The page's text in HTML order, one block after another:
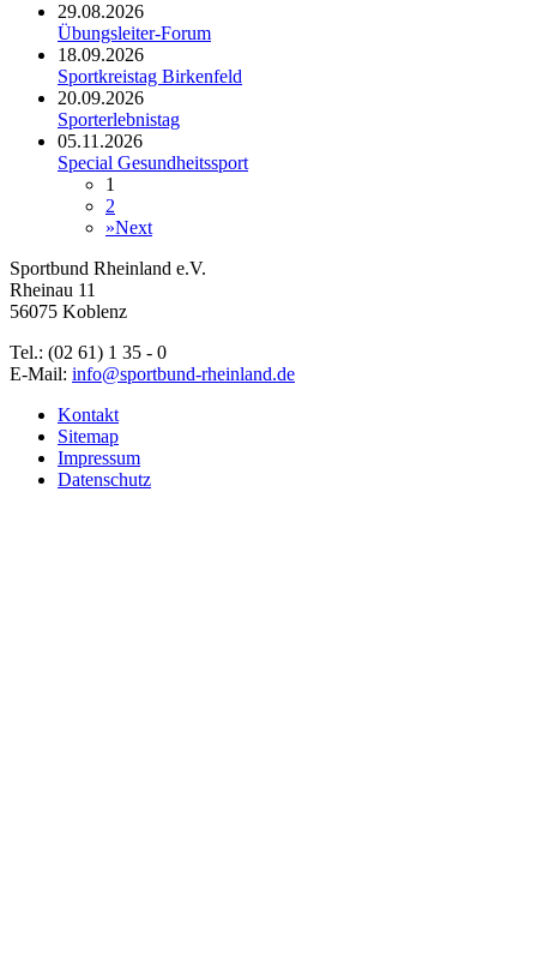
29.08.2026
Übungsleiter-Forum
18.09.2026
Sportkreistag Birkenfeld
20.09.2026
Sporterlebnistag
05.11.2026
Special Gesundheitssport
1
2
»Next
Sportbund Rheinland e.V.
Rheinau 11
56075 Koblenz
Tel.: (02 61) 1 35 - 0
E-Mail: info@sportbund-rheinland.de
Kontakt
Sitemap
Impressum
Datenschutz